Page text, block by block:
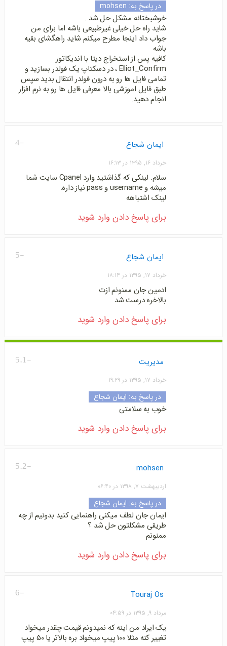
در پاسخ به: mohsen
خوشبختانه مشکل حل شد .
شاید راه حل خیلی غیرطبیعی باشه اما برای من
جواب داد اینجا مطرح میکنم شاید راهگشای بقیه
باشه
کافیه پس از استخراج دیتا با اندیکاتور
Elliot_Confirm ، در دسکتاپ یک فولدر بسازید و
تمامی فایل ها رو به درون فولدر انتقال بدید سپس
طبق فایل اموزشی بالا معرفی فایل ها رو به نرم افزار
انجام دهید.
-4 ایمان شجاع
خرداد ۱۶, ۱۳۹۵ در ۱۶:۱۳
سلام. لینکی که گذاشتید وارد Cpanel سایت شما
میشه و username و pass نیاز داره.
لینک اشتباهه
برای پاسخ دادن وارد شوید
-5 ایمان شجاع
خرداد ۱۷, ۱۳۹۵ در ۱۸:۱۴
ادمین جان ممنونم ازت
بالاخره درست شد
برای پاسخ دادن وارد شوید
-5.1 مدیریت
خرداد ۱۷, ۱۳۹۵ در ۱۹:۲۹
در پاسخ به: ایمان شجاع
خوب به سلامتی
برای پاسخ دادن وارد شوید
-5.2 mohsen
اردیبهشت ۷, ۱۳۹۸ در ۰۶:۴۰
در پاسخ به: ایمان شجاع
ایمان جان لطف میکنی راهنمایی کنید بدونیم از چه
طریقی مشکلتون حل شد ؟
ممنونم
برای پاسخ دادن وارد شوید
-6 Touraj Os
مرداد ۹, ۱۳۹۵ در ۰۴:۵۹
یک ایراد من اینه که نمیدونم قیمت چقدر میخواد
تغییر کنه مثلا ۱۰۰ پیپ میخواد بره بالاتر یا ۵۰ پیپ